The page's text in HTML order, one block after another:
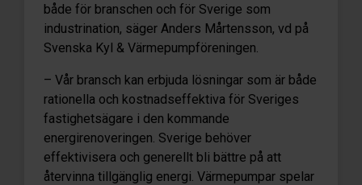
både för branschen och för Sverige som
industrination, säger Anders Mårtensson, vd på
Svenska Kyl & Värmepumpföreningen.
– Vår bransch kan erbjuda lösningar som är både
rationella och kostnadseffektiva för Sveriges
fastighetsägare i den kommande
energirenoveringen. Sverige behöver
effektivisera och generellt bli bättre på att
återvinna tillgänglig energi. Värmepumpar spelar